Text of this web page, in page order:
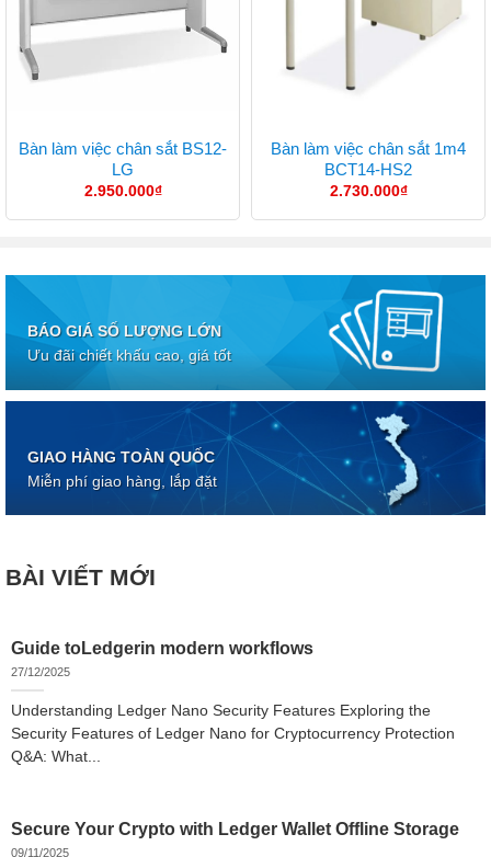
Bàn làm việc chân sắt BS12-
LG
2.950.000₫
Bàn làm việc chân sắt 1m4
BCT14-HS2
2.730.000₫
BÁO GIÁ SỐ LƯỢNG LỚN
Ưu đãi chiết khấu cao, giá tốt
GIAO HÀNG TOÀN QUỐC
Miễn phí giao hàng, lắp đặt
BÀI VIẾT MỚI
Guide toLedgerin modern workflows
27/12/2025
Understanding Ledger Nano Security Features Exploring the
Security Features of Ledger Nano for Cryptocurrency Protection
Q&A: What...
Secure Your Crypto with Ledger Wallet Offline Storage
09/11/2025